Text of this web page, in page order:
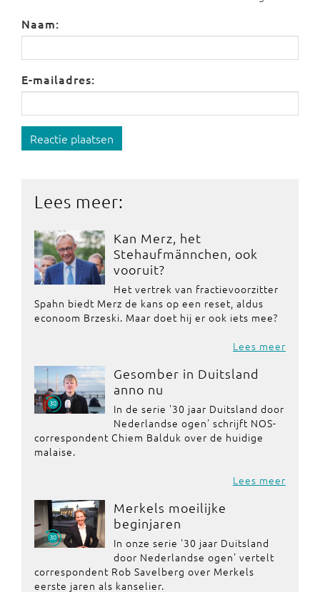
Naam:
E-mailadres:
Reactie plaatsen
Lees meer:
Kan Merz, het
Stehaufmännchen, ook
vooruit?
Het vertrek van fractievoorzitter
Spahn biedt Merz de kans op een reset, aldus
econoom Brzeski. Maar doet hij er ook iets mee?
Lees meer
Gesomber in Duitsland
anno nu
In de serie '30 jaar Duitsland door
Nederlandse ogen' schrijft NOS-
correspondent Chiem Balduk over de huidige
malaise.
Lees meer
Merkels moeilijke
beginjaren
In onze serie '30 jaar Duitsland
door Nederlandse ogen' vertelt
correspondent Rob Savelberg over Merkels
eerste jaren als kanselier.